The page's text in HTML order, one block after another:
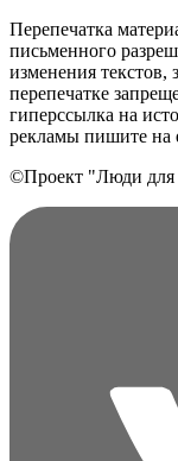
Перепечатка
письменного
изменения текстов,
перепечатке
гиперссылка на
рекламы пишите на
©Проект "Люди для